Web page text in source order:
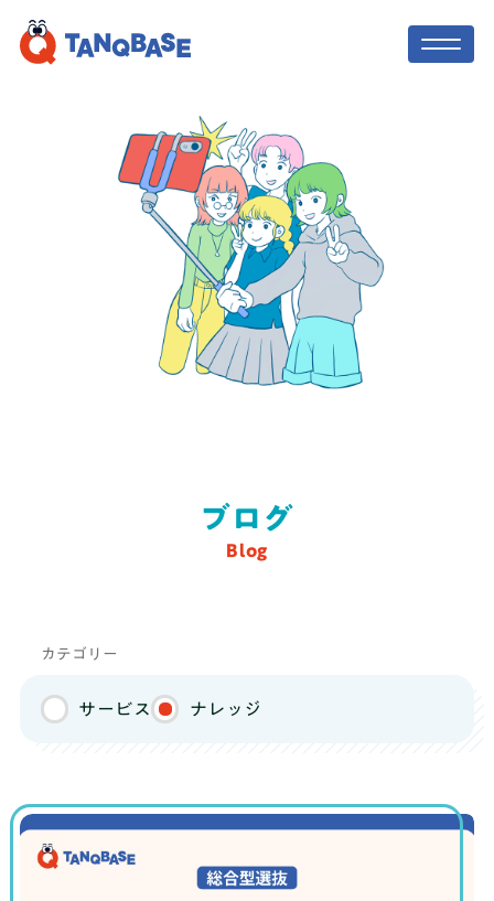
TOP
社会人コーチ
利用者の声
ブログ
推薦・総合対策コース
まずは無料体験
ブログ
Blog
カテゴリー
サービス ナレッジ